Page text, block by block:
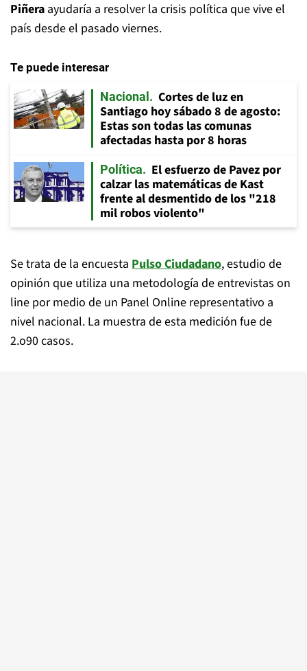
Piñera ayudaría a resolver la crisis política que vive el
país desde el pasado viernes.
Te puede interesar
Nacional
Cortes de luz en
Santiago hoy sábado 8 de agosto:
Estas son todas las comunas
afectadas hasta por 8 horas
Política
El esfuerzo de Pavez por
calzar las matemáticas de Kast
frente al desmentido de los "218
mil robos violento"
Se trata de la encuesta Pulso Ciudadano, estudio de
opinión que utiliza una metodología de entrevistas on
line por medio de un Panel Online representativo a
nivel nacional. La muestra de esta medición fue de
2.o90 casos.